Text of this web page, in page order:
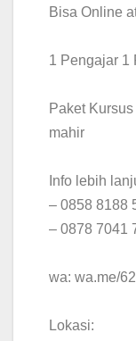
Bisa Online
1 Pengajar 1
Paket
mahir
Info lebih
– 0858 8188
– 0878 7041
wa: wa.me/
Lokasi: